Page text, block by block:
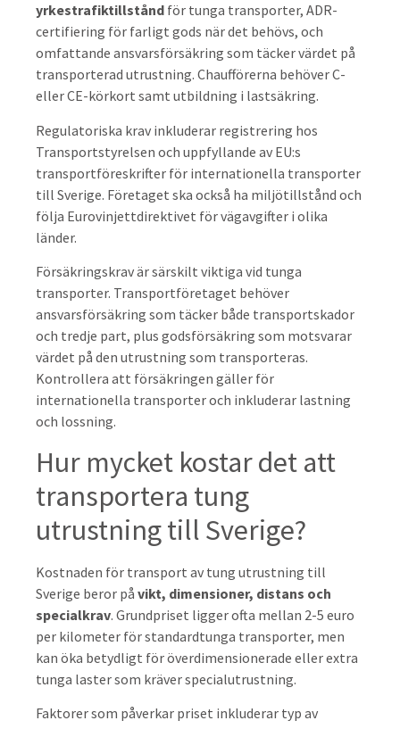
yrkestrafiktillstånd för tunga transporter, ADR-
certifiering för farligt gods när det behövs, och
omfattande ansvarsförsäkring som täcker värdet på
transporterad utrustning. Chaufförerna behöver C-
eller CE-körkort samt utbildning i lastsäkring.
Regulatoriska krav inkluderar registrering hos
Transportstyrelsen och uppfyllande av EU:s
transportföreskrifter för internationella transporter
till Sverige. Företaget ska också ha miljötillstånd och
följa Eurovinjettdirektivet för vägavgifter i olika
länder.
Försäkringskrav är särskilt viktiga vid tunga
transporter. Transportföretaget behöver
ansvarsförsäkring som täcker både transportskador
och tredje part, plus godsförsäkring som motsvarar
värdet på den utrustning som transporteras.
Kontrollera att försäkringen gäller för
internationella transporter och inkluderar lastning
och lossning.
Hur mycket kostar det att
transportera tung
utrustning till Sverige?
Kostnaden för transport av tung utrustning till
Sverige beror på vikt, dimensioner, distans och
specialkrav. Grundpriset ligger ofta mellan 2-5 euro
per kilometer för standardtunga transporter, men
kan öka betydligt för överdimensionerade eller extra
tunga laster som kräver specialutrustning.
Faktorer som påverkar priset inkluderar typ av